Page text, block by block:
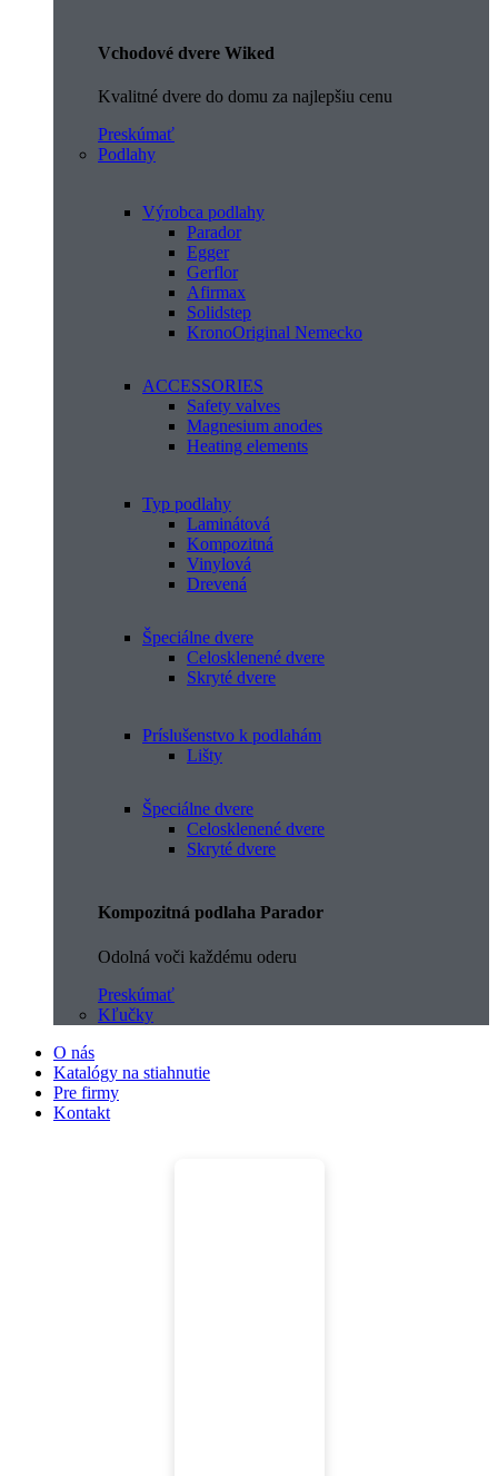
Vchodové dvere Wiked
Kvalitné dvere do domu za najlepšiu cenu
Preskúmať
Podlahy
Výrobca podlahy
Parador
Egger
Gerflor
Afirmax
Solidstep
KronoOriginal Nemecko
ACCESSORIES
Safety valves
Magnesium anodes
Heating elements
Typ podlahy
Laminátová
Kompozitná
Vinylová
Drevená
Špeciálne dvere
Celosklenené dvere
Skryté dvere
Príslušenstvo k podlahám
Lišty
Špeciálne dvere
Celosklenené dvere
Skryté dvere
Kompozitná podlaha Parador
Odolná voči každému oderu
Preskúmať
Kľučky
O nás
Katalógy na stiahnutie
Pre firmy
Kontakt